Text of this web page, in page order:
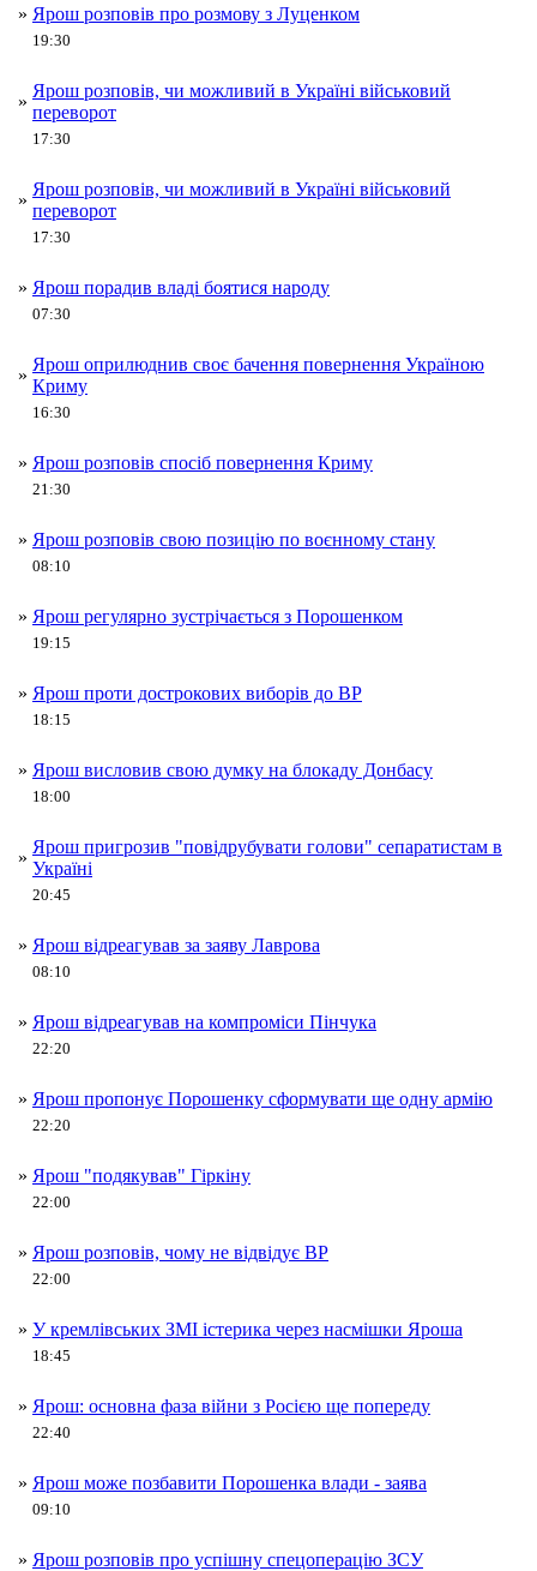
» Ярош розповів про розмову з Луценком
19:30
»
Ярош розповів, чи можливий в Україні військовий
переворот
17:30
»
Ярош розповів, чи можливий в Україні військовий
переворот
17:30
» Ярош порадив владі боятися народу
07:30
»
Ярош оприлюднив своє бачення повернення Україною
Криму
16:30
» Ярош розповів спосіб повернення Криму
21:30
» Ярош розповів свою позицію по воєнному стану
08:10
» Ярош регулярно зустрічається з Порошенком
19:15
» Ярош проти дострокових виборів до ВР
18:15
» Ярош висловив свою думку на блокаду Донбасу
18:00
»
Ярош пригрозив "повідрубувати голови" сепаратистам в
Україні
20:45
» Ярош відреагував за заяву Лаврова
08:10
» Ярош відреагував на компроміси Пінчука
22:20
» Ярош пропонує Порошенку сформувати ще одну армію
22:20
» Ярош "подякував" Гіркіну
22:00
» Ярош розповів, чому не відвідує ВР
22:00
» У кремлівських ЗМІ істерика через насмішки Яроша
18:45
» Ярош: основна фаза війни з Росією ще попереду
22:40
» Ярош може позбавити Порошенка влади - заява
09:10
» Ярош розповів про успішну спецоперацію ЗСУ